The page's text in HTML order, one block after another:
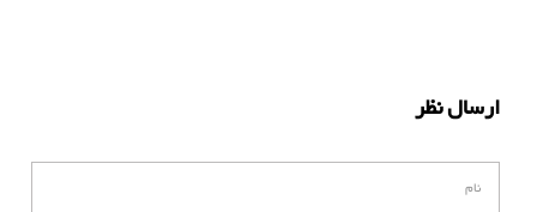
ارسال نظر